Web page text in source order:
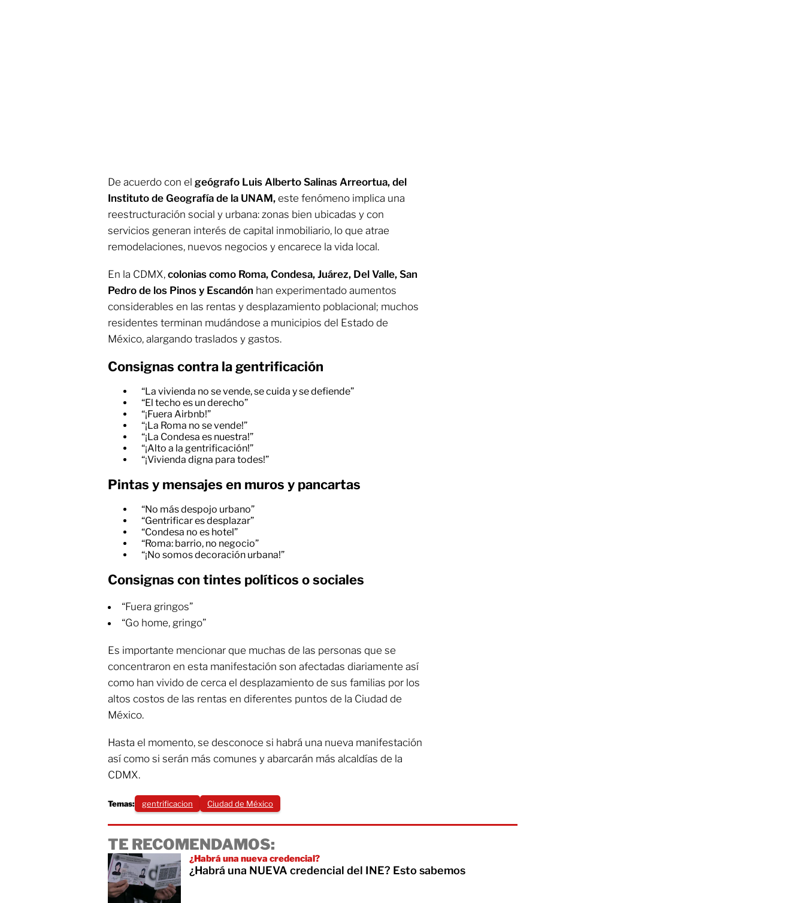
De acuerdo con el geógrafo Luis Alberto Salinas Arreortua, del
Instituto de Geografía de la UNAM, este fenómeno implica una
reestructuración social y urbana: zonas bien ubicadas y con
servicios generan interés de capital inmobiliario, lo que atrae
remodelaciones, nuevos negocios y encarece la vida local.
En la CDMX, colonias como Roma, Condesa, Juárez, Del Valle, San
Pedro de los Pinos y Escandón han experimentado aumentos
considerables en las rentas y desplazamiento poblacional; muchos
residentes terminan mudándose a municipios del Estado de
México, alargando traslados y gastos.
Consignas contra la gentrificación
“La vivienda no se vende, se cuida y se defiende”
“El techo es un derecho”
“¡Fuera Airbnb!”
“¡La Roma no se vende!”
“¡La Condesa es nuestra!”
“¡Alto a la gentrificación!”
“¡Vivienda digna para todes!”
Pintas y mensajes en muros y pancartas
“No más despojo urbano”
“Gentrificar es desplazar”
“Condesa no es hotel”
“Roma: barrio, no negocio”
“¡No somos decoración urbana!”
Consignas con tintes políticos o sociales
“Fuera gringos”
“Go home, gringo”
Es importante mencionar que muchas de las personas que se
concentraron en esta manifestación son afectadas diariamente así
como han vivido de cerca el desplazamiento de sus familias por los
altos costos de las rentas en diferentes puntos de la Ciudad de
México.
Hasta el momento, se desconoce si habrá una nueva manifestación
así como si serán más comunes y abarcarán más alcaldías de la
CDMX.
Temas: gentrificacion Ciudad de México
TE RECOMENDAMOS:
¿Habrá una nueva credencial?
¿Habrá una NUEVA credencial del INE? Esto sabemos